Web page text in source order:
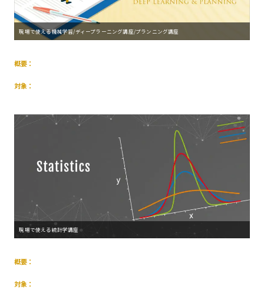
現場で使える機械学習/ディープラーニング講座/プランニング講座
概要：
対象：
現場で使える統計学講座
概要：
対象：